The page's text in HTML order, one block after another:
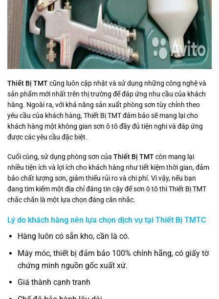
Thiết Bị TMTcũng luôn cập nhật và sử dụng những công nghệ và
sản phẩm mới nhất trên thị trường để đáp ứng nhu cầu của khách
hàng. Ngoài ra, với khả năng sản xuất phòng sơn tùy chỉnh theo
yêu cầu của khách hàng, Thiết Bị TMT đảm bảo sẽ mang lại cho
khách hàng một không gian sơn ô tô đầy đủ tiện nghi và đáp ứng
được các yêu cầu đặc biệt.
Cuối cùng, sử dụng phòng sơn của Thiết Bị TMTcòn mang lại
nhiều tiện ích và lợi ích cho khách hàng như tiết kiệm thời gian, đảm
bảo chất lượng sơn, giảm thiểu rủi ro và chi phí. Vì vậy, nếu bạn
đang tìm kiếm một địa chỉ đáng tin cậy để sơn ô tô thì Thiết Bị TMT
chắc chắn là một lựa chọn đáng cân nhắc.
Lý do khách hàng nên lựa chọn dịch vụ tại Thiết Bị TMTC
Hàng luôn có sẵn kho, cần là có.
Máy móc, thiết bị đảm bảo 100% chính hãng, có giấy tờ
chứng minh nguồn gốc xuất xứ.
Giá thành cạnh tranh